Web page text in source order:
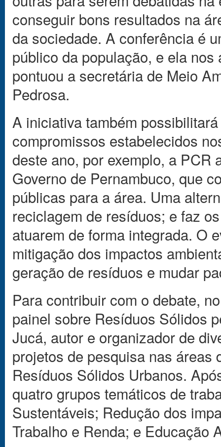
conseguir bons resultados na
da sociedade. A conferência é
público da população, e ela
pontuou a secretária de Meio
Pedrosa.
A iniciativa também
compromissos estabelecidos
deste ano, por exemplo, a
Governo de Pernambuco, que
públicas para a área. Uma
reciclagem de resíduos; e faz
atuarem de forma integrada. O
mitigação dos impactos
geração de resíduos e mudar
Para contribuir com o debate,
painel sobre Resíduos Sólidos
Jucá, autor e organizador de
projetos de pesquisa nas
Resíduos Sólidos Urbanos.
quatro grupos temáticos de
Sustentáveis; Redução dos
Trabalho e Renda; e Educação